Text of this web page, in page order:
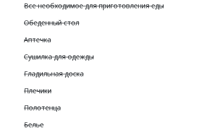
Все необходимое для приготовления еды
Обеденный стол
Аптечка
Сушилка для одежды
Гладильная доска
Плечики
Полотенца
Белье